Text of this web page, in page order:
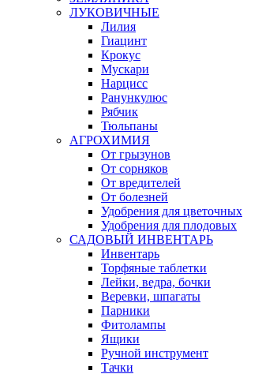
ЛУКОВИЧНЫЕ
Лилия
Гиацинт
Крокус
Мускари
Нарцисс
Ранункулюс
Рябчик
Тюльпаны
АГРОХИМИЯ
От грызунов
От сорняков
От вредителей
От болезней
Удобрения для цветочных
Удобрения для плодовых
САДОВЫЙ ИНВЕНТАРЬ
Инвентарь
Торфяные таблетки
Лейки, ведра, бочки
Веревки, шпагаты
Парники
Фитолампы
Ящики
Ручной инструмент
Тачки